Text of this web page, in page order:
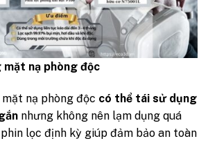
mặt nạ phòng độc
nạ phòng độc có thể tái sử dụng
nhưng không nên lạm dụng quá
lọc định kỳ giúp đảm bảo an toàn